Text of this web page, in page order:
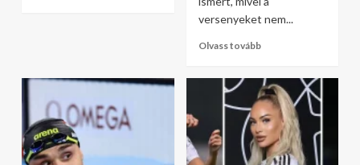
versenyeket nem...
Olvass tovább